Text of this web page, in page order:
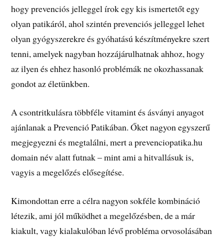
hogy prevenciós jelleggel írok egy kis ismertetőt egy
olyan patikáról, ahol szintén prevenciós jelleggel lehet
olyan gyógyszerekre és gyóhatású készítményekre szert
tenni, amelyek nagyban hozzájárulhatnak ahhoz, hogy
az ilyen és ehhez hasonló problémák ne okozhassanak
gondot az életünkben.
A csontritkulásra többféle vitamint és ásványi anyagot
ajánlanak a Prevenció Patikában. Őket nagyon egyszerű
megjegyezni és megtalálni, mert a prevenciopatika.hu
domain név alatt futnak – mint ami a hitvallásuk is,
vagyis a megelőzés elősegítése.
Kimondottan erre a célra nagyon sokféle kombináció
létezik, ami jól működhet a megelőzésben, de a már
kiakult, vagy kialakulóban lévő probléma orvosolásában